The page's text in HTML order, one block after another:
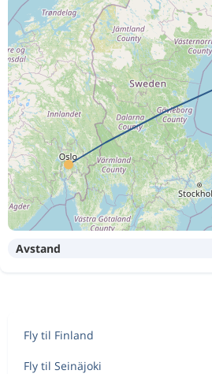
Avstand
Fly til Finland
Fly til Seinäjoki